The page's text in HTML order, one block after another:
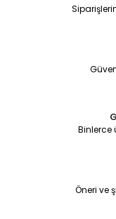
Binlerce
Öneri ve